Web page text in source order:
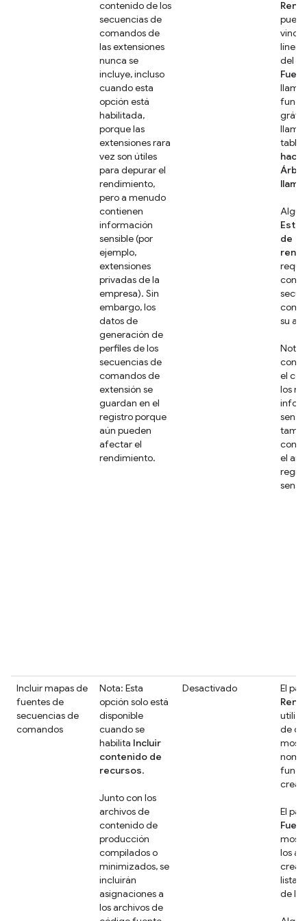
contenido de los
secuencias de
comandos de
las extensiones
nunca se
incluye, incluso
cuando esta
opción está
habilitada,
porque las
extensiones rara
vez son útiles
para depurar el
rendimiento,
pero a menudo
contienen
información
sensible (por
ejemplo,
extensiones
privadas de la
empresa). Sin
embargo, los
datos de
generación de
perfiles de los
secuencias de
comandos de
extensión se
guardan en el
registro porque
aún pueden
afectar el
rendimiento.
línea
del
de
su
Nota:
el
los
el
Incluir mapas de
fuentes de
secuencias de
comandos
Nota: Esta
opción solo está
disponible
cuando se
habilita Incluir
contenido de
recursos.
Junto con los
archivos de
contenido de
producción
compilados o
minimizados, se
incluirán
asignaciones a
los archivos de
Desactivado
El
de
El
los
lista
de la